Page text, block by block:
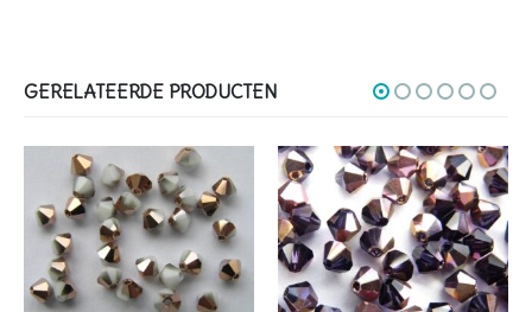
GERELATEERDE PRODUCTEN